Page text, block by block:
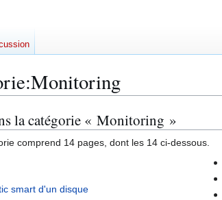
:Monitoring
la catégorie « Monitoring »
comprend 14 pages, dont les 14 ci-dessous.
smart d'un disque